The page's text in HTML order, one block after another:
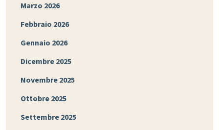
Marzo 2026
Febbraio 2026
Gennaio 2026
Dicembre 2025
Novembre 2025
Ottobre 2025
Settembre 2025